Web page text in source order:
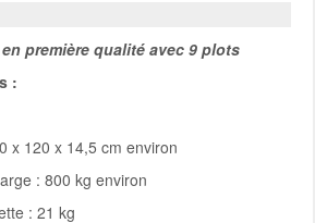
première qualité avec 9 plots
:
x 120 x 14,5 cm environ
: 800 kg environ
: 21 kg